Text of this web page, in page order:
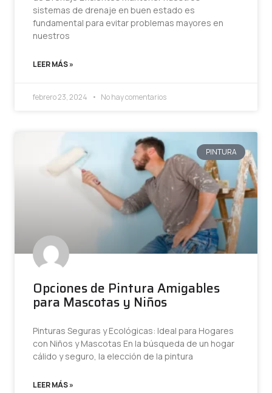
sistemas de drenaje en buen estado es
fundamental para evitar problemas mayores en
nuestros
LEER MÁS »
febrero 23, 2024 No hay comentarios
PINTURA
Opciones de Pintura Amigables
para Mascotas y Niños
Pinturas Seguras y Ecológicas: Ideal para Hogares
con Niños y Mascotas En la búsqueda de un hogar
cálido y seguro, la elección de la pintura
LEER MÁS »